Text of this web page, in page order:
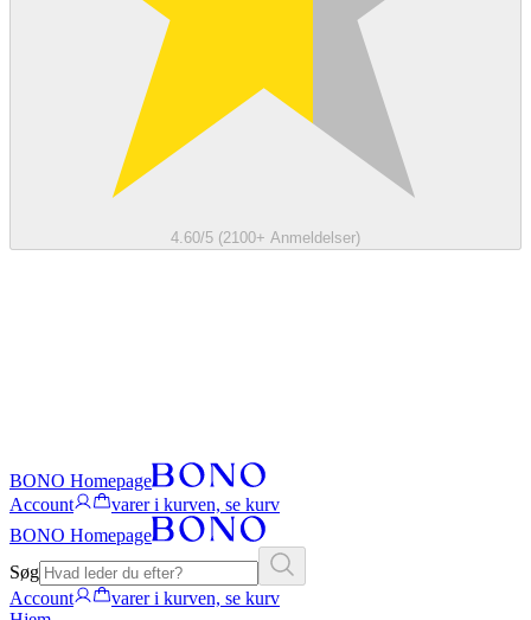
4.60/5 (2100+ Anmeldelser)
BONO Homepage
Account
varer i kurven, se kurv
BONO Homepage
Søg
Account
varer i kurven, se kurv